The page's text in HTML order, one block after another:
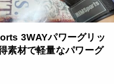
3WAYパワーグリッ
素材で軽量なパワーグ